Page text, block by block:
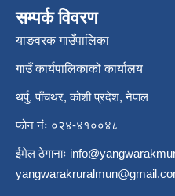
सम्पर्क विवरण
याङवरक गाउँपालिका
गाउँ कार्यपालिकाको कार्यालय
थर्पु, पाँचथर, कोशी प्रदेश, नेपाल
फोन नंः ०२४-४१००४८
ईमेल ठेगानाः